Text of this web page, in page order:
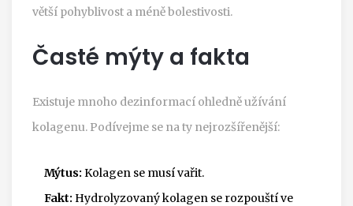
větší pohyblivost a méně bolestivosti.
Časté mýty a fakta
Existuje mnoho dezinformací ohledně užívání
kolagenu. Podívejme se na ty nejrozšířenější:
Mýtus: Kolagen se musí vařit.
Fakt: Hydrolyzovaný kolagen se rozpouští ve